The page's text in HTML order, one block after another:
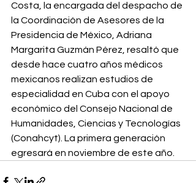
Costa, la encargada del despacho de
la Coordinación de Asesores de la
Presidencia de México, Adriana
Margarita Guzmán Pérez, resaltó que
desde hace cuatro años médicos
mexicanos realizan estudios de
especialidad en Cuba con el apoyo
económico del Consejo Nacional de
Humanidades, Ciencias y Tecnologías
(Conahcyt). La primera generación
egresará en noviembre de este año.